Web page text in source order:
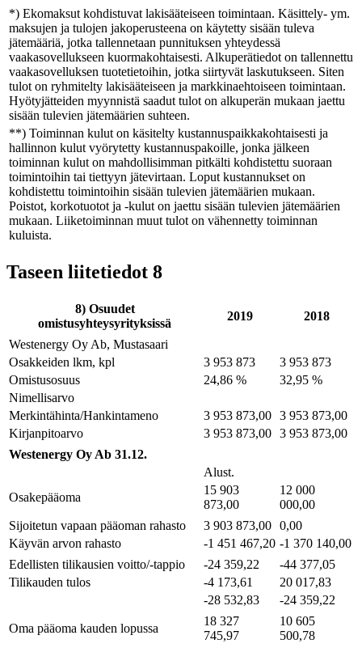
*) Ekomaksut kohdistuvat lakisääteiseen toimintaan. Käsittely- ym.
maksujen ja tulojen jakoperusteena on käytetty sisään tuleva
jätemääriä, jotka tallennetaan punnituksen yhteydessä
vaakasovellukseen kuormakohtaisesti. Alkuperätiedot on tallennettu
vaakasovelluksen tuotetietoihin, jotka siirtyvät laskutukseen. Siten
tulot on ryhmitelty lakisääteiseen ja markkinaehtoiseen toimintaan.
Hyötyjätteiden myynnistä saadut tulot on alkuperän mukaan jaettu
sisään tulevien jätemäärien suhteen.
**) Toiminnan kulut on käsitelty kustannuspaikkakohtaisesti ja
hallinnon kulut vyörytetty kustannuspakoille, jonka jälkeen
toiminnan kulut on mahdollisimman pitkälti kohdistettu suoraan
toimintoihin tai tiettyyn jätevirtaan. Loput kustannukset on
kohdistettu toimintoihin sisään tulevien jätemäärien mukaan.
Poistot, korkotuotot ja -kulut on jaettu sisään tulevien jätemäärien
mukaan. Liiketoiminnan muut tulot on vähennetty toiminnan
kuluista.
Taseen liitetiedot 8
8) Osuudet
omistusyhteysyrityksissä
2019 2018
Westenergy Oy Ab, Mustasaari
Osakkeiden lkm, kpl
3 953 873
3 953 873
Omistusosuus
24,86 %
32,95 %
Nimellisarvo
Merkintähinta/Hankintameno
3 953 873,00 3 953 873,00
Kirjanpitoarvo
3 953 873,00 3 953 873,00
Westenergy Oy Ab 31.12.
Alust.
Osakepääoma
15 903
873,00
12 000
000,00
Sijoitetun vapaan pääoman rahasto
3 903 873,00 0,00
Käyvän arvon rahasto
-1 451 467,20 -1 370 140,00
Edellisten tilikausien voitto/-tappio
-24 359,22
-44 377,05
Tilikauden tulos
-4 173,61
20 017,83
-28 532,83
-24 359,22
Oma pääoma kauden lopussa
18 327
745,97
10 605
500,78